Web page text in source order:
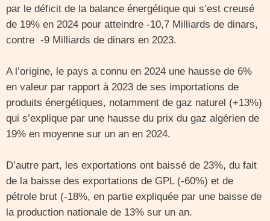
par le déficit de la balance énergétique qui s’est creusé
de 19% en 2024 pour atteindre -10,7 Milliards de dinars,
contre -9 Milliards de dinars en 2023.
A l’origine, le pays a connu en 2024 une hausse de 6%
en valeur par rapport à 2023 de ses importations de
produits énergétiques, notamment de gaz naturel (+13%)
qui s’explique par une hausse du prix du gaz algérien de
19% en moyenne sur un an en 2024.
D’autre part, les exportations ont baissé de 23%, du fait
de la baisse des exportations de GPL (-60%) et de
pétrole brut (-18%, en partie expliquée par une baisse de
la production nationale de 13% sur un an.